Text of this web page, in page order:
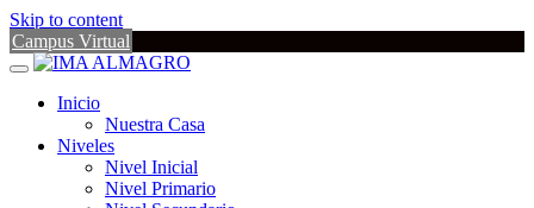
Skip to content
Campus Virtual
Inicio
Nuestra Casa
Niveles
Nivel Inicial
Nivel Primario